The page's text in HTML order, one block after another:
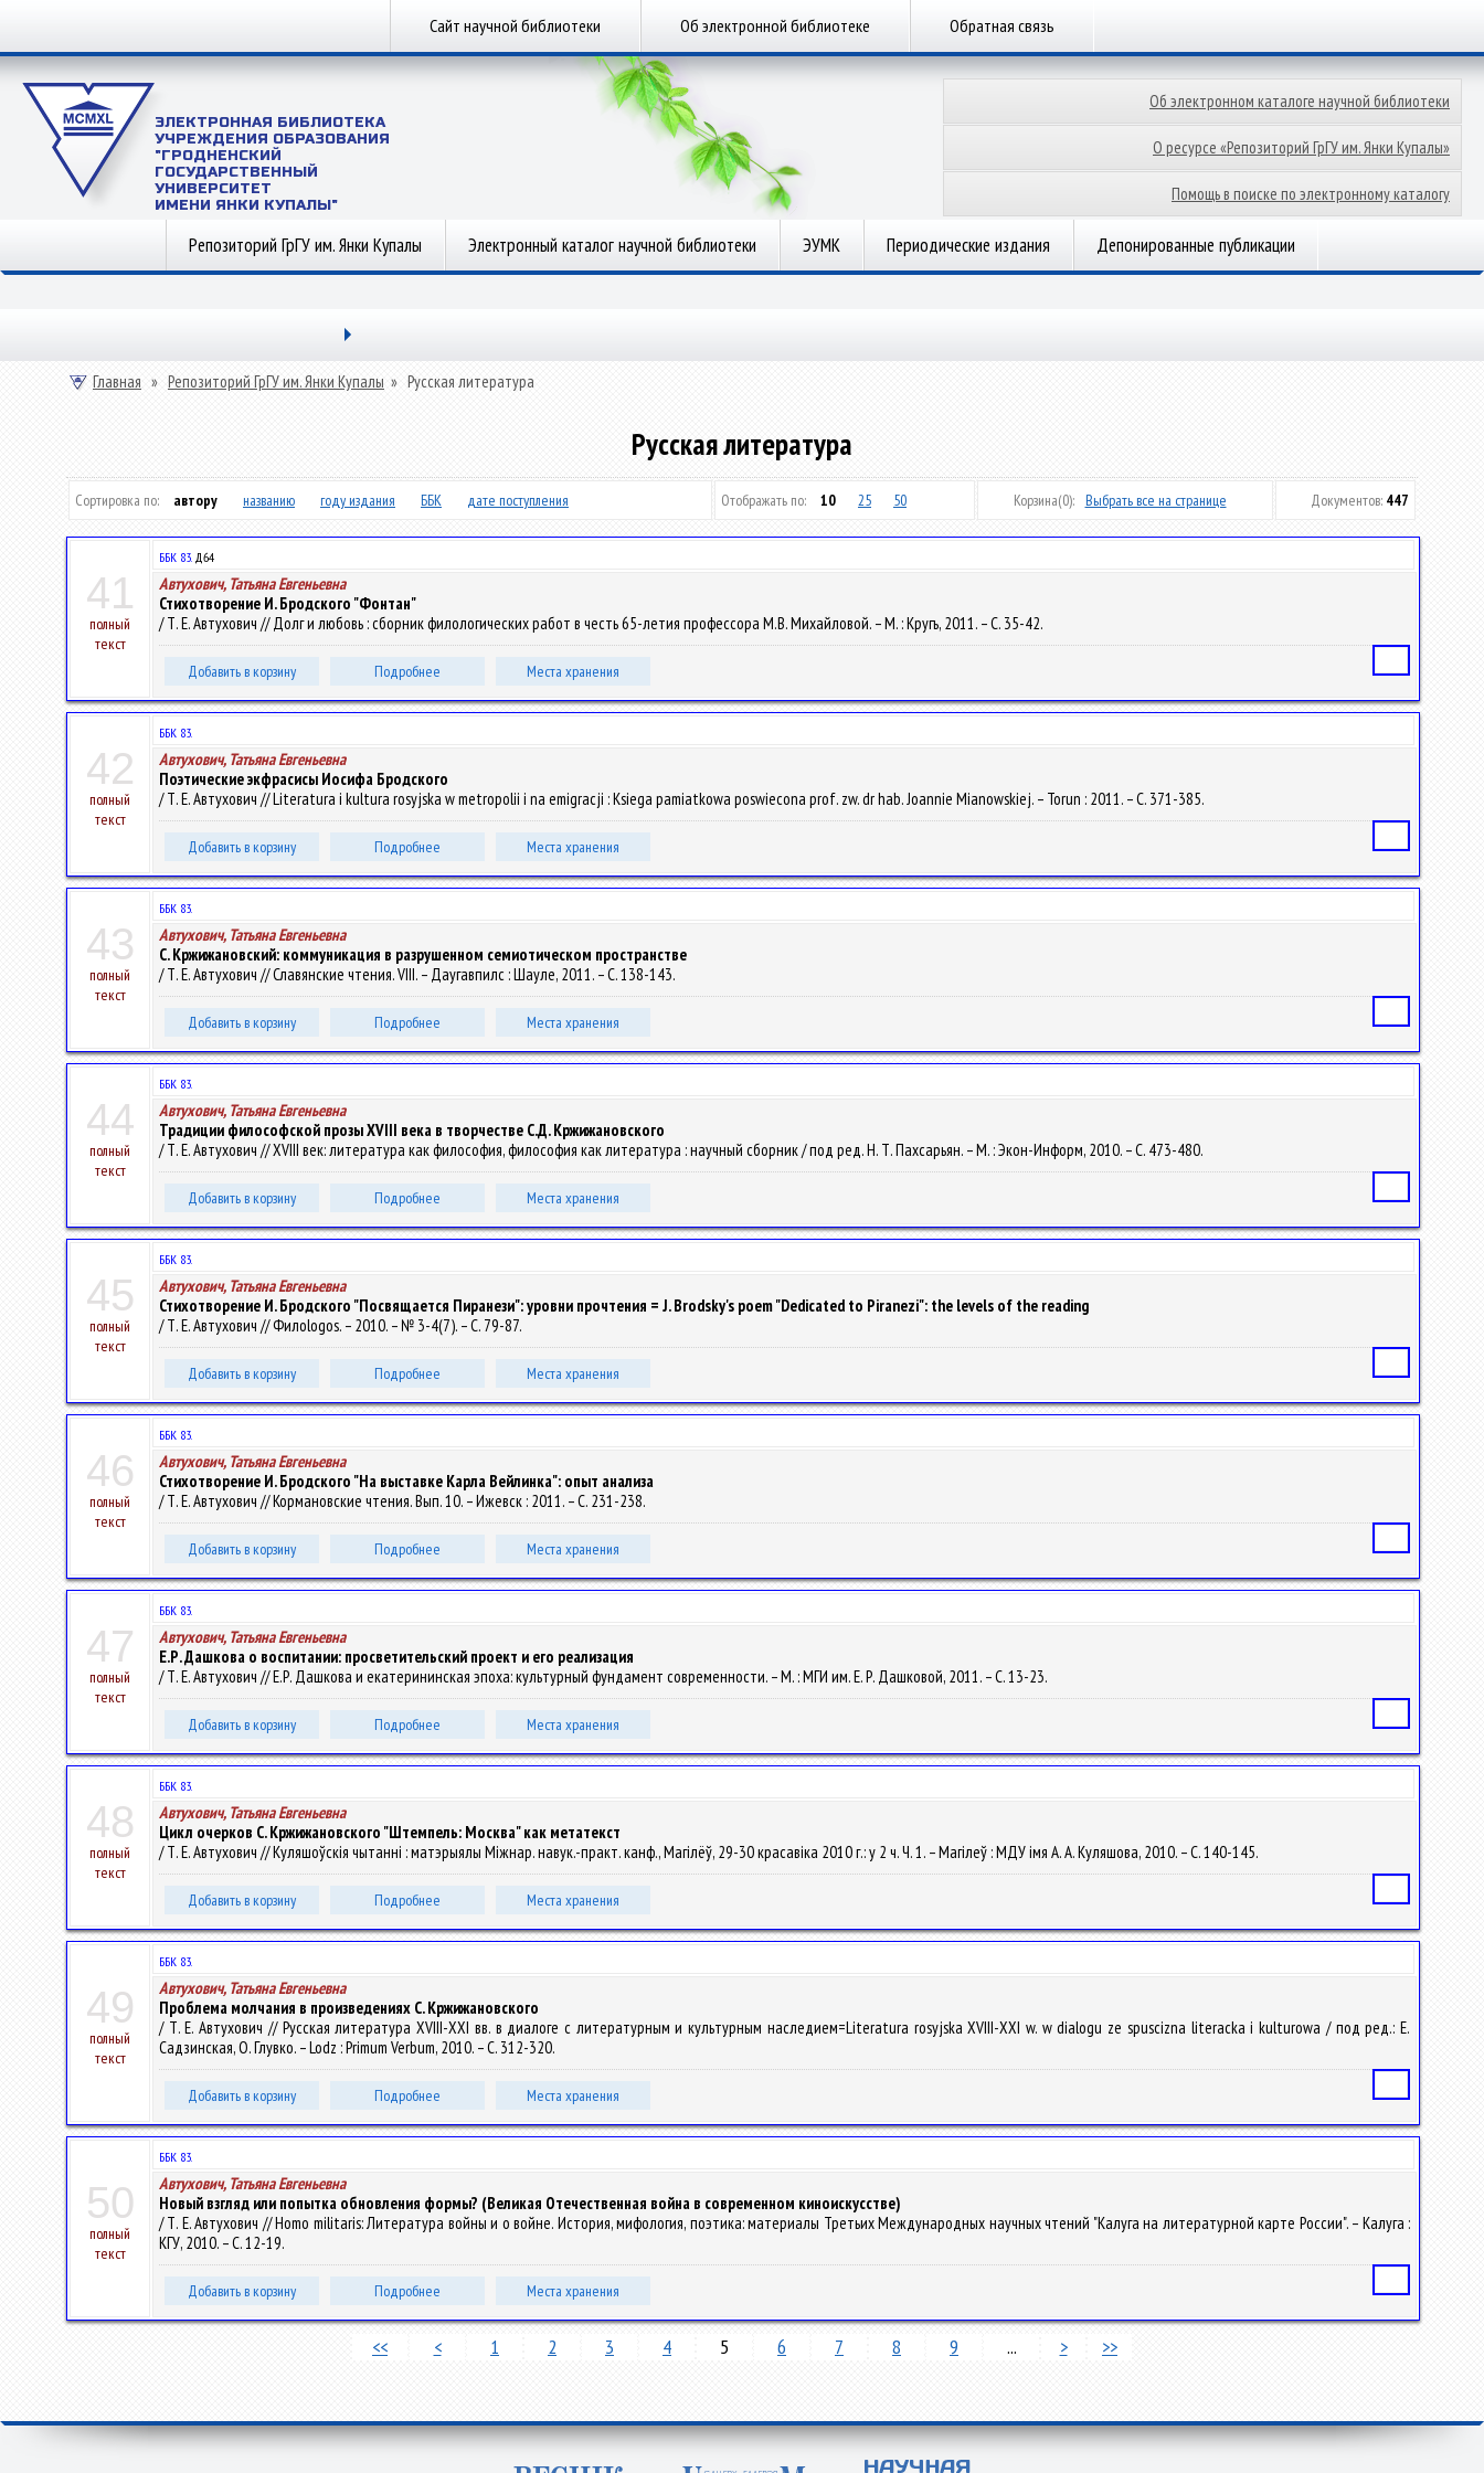
Сайт научной библиотеки Об электронной библиотеке Обратная связь
ЭЛЕКТРОННАЯ БИБЛИОТЕКА
УЧРЕЖДЕНИЯ ОБРАЗОВАНИЯ
"ГРОДНЕНСКИЙ
ГОСУДАРСТВЕННЫЙ
УНИВЕРСИТЕТ
ИМЕНИ ЯНКИ КУПАЛЫ"
Об электронном каталоге научной библиотеки
О ресурсе «Репозиторий ГрГУ им. Янки Купалы»
Помощь в поиске по электронному каталогу
Репозиторий ГрГУ им. Янки Купалы Электронный каталог научной библиотеки ЭУМК Периодические издания Депонированные публикации
Главная » Репозиторий ГрГУ им. Янки Купалы » Русская литература
Русская литература
Сортировка по: автору названию году издания ББК дате поступления Отображать по: 10 25 50 Корзина(0): Выбрать все на странице Документов: 447
41
полный
текст
ББК 83.Д64
Автухович, Татьяна Евгеньевна
Стихотворение И. Бродского "Фонтан"
/ Т. Е. Автухович // Долг и любовь : сборник филологических работ в честь 65-летия профессора М.В. Михайловой. – М. : Кругъ, 2011. – С. 35-42.
Добавить в корзину Подробнее Места хранения
42
полный
текст
ББК 83.
Автухович, Татьяна Евгеньевна
Поэтические экфрасисы Иосифа Бродского
/ Т. Е. Автухович // Literatura i kultura rosyjska w metropolii i na emigracji : Ksiega pamiatkowa poswiecona prof. zw. dr hab. Joannie Mianowskiej. – Torun : 2011. – С. 371-385.
Добавить в корзину Подробнее Места хранения
43
полный
текст
ББК 83.
Автухович, Татьяна Евгеньевна
С. Кржижановский: коммуникация в разрушенном семиотическом пространстве
/ Т. Е. Автухович // Славянские чтения. VIII. – Даугавпилс : Шауле, 2011. – С. 138-143.
Добавить в корзину Подробнее Места хранения
44
полный
текст
ББК 83.
Автухович, Татьяна Евгеньевна
Традиции философской прозы ХVIII века в творчестве С.Д. Кржижановского
/ Т. Е. Автухович // XVIII век: литература как философия, философия как литература : научный сборник / под ред. Н. Т. Пахсарьян. – М. : Экон-Информ, 2010. – С. 473-480.
Добавить в корзину Подробнее Места хранения
45
полный
текст
ББК 83.
Автухович, Татьяна Евгеньевна
Стихотворение И. Бродского "Посвящается Пиранези": уровни прочтения = J. Brodsky's poem "Dedicated to Piranezi": the levels of the reading
/ Т. Е. Автухович // Филоlogos. – 2010. – № 3-4(7). – С. 79-87.
Добавить в корзину Подробнее Места хранения
46
полный
текст
ББК 83.
Автухович, Татьяна Евгеньевна
Стихотворение И. Бродского "На выставке Карла Вейлинка": опыт анализа
/ Т. Е. Автухович // Кормановские чтения. Вып. 10. – Ижевск : 2011. – С. 231-238.
Добавить в корзину Подробнее Места хранения
47
полный
текст
ББК 83.
Автухович, Татьяна Евгеньевна
Е.Р. Дашкова о воспитании: просветительский проект и его реализация
/ Т. Е. Автухович // Е.Р. Дашкова и екатерининская эпоха: культурный фундамент современности. – М. : МГИ им. Е. Р. Дашковой, 2011. – С. 13-23.
Добавить в корзину Подробнее Места хранения
48
полный
текст
ББК 83.
Автухович, Татьяна Евгеньевна
Цикл очерков С. Кржижановского "Штемпель: Москва" как метатекст
/ Т. Е. Автухович // Куляшоўскія чытанні : матэрыялы Мiжнар. навук.-практ. канф., Магілёў, 29-30 красавiка 2010 г.: у 2 ч. Ч. 1. – Магілеў : МДУ iмя А. А. Куляшова, 2010. – С. 140-145.
Добавить в корзину Подробнее Места хранения
49
полный
текст
ББК 83.
Автухович, Татьяна Евгеньевна
Проблема молчания в произведениях С. Кржижановского
/ Т. Е. Автухович // Русская литература XVIII-XXI вв. в диалоге с литературным и культурным наследием=Literatura rosyjska XVIII-XXI w. w dialogu ze spuscizna literacka i kulturowa / под ред.: Е.
Садзинская, О. Глувко. – Lodz : Primum Verbum, 2010. – С. 312-320.
Добавить в корзину Подробнее Места хранения
50
полный
текст
ББК 83.
Автухович, Татьяна Евгеньевна
Новый взгляд или попытка обновления формы? (Великая Отечественная война в современном киноискусстве)
/ Т. Е. Автухович // Homo militaris: Литература войны и о войне. История, мифология, поэтика: материалы Третьих Международных научных чтений "Калуга на литературной карте России". – Калуга :
КГУ, 2010. – С. 12-19.
Добавить в корзину Подробнее Места хранения
<< < 1 2 3 4 5 6 7 8 9 ... > >>